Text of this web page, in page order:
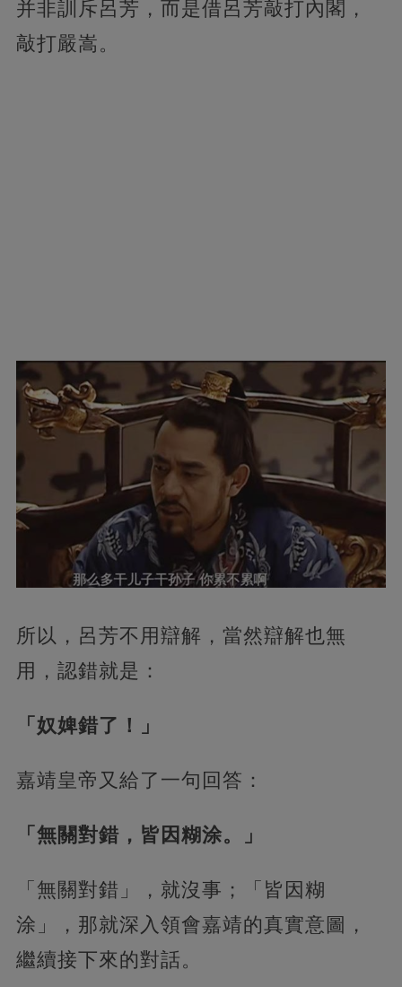
并非訓斥呂芳，而是借呂芳敲打內閣，
敲打嚴嵩。
所以，呂芳不用辯解，當然辯解也無
用，認錯就是：
「奴婢錯了！」
嘉靖皇帝又給了一句回答：
「無關對錯，皆因糊涂。」
「無關對錯」，就沒事；「皆因糊
涂」，那就深入領會嘉靖的真實意圖，
繼續接下來的對話。